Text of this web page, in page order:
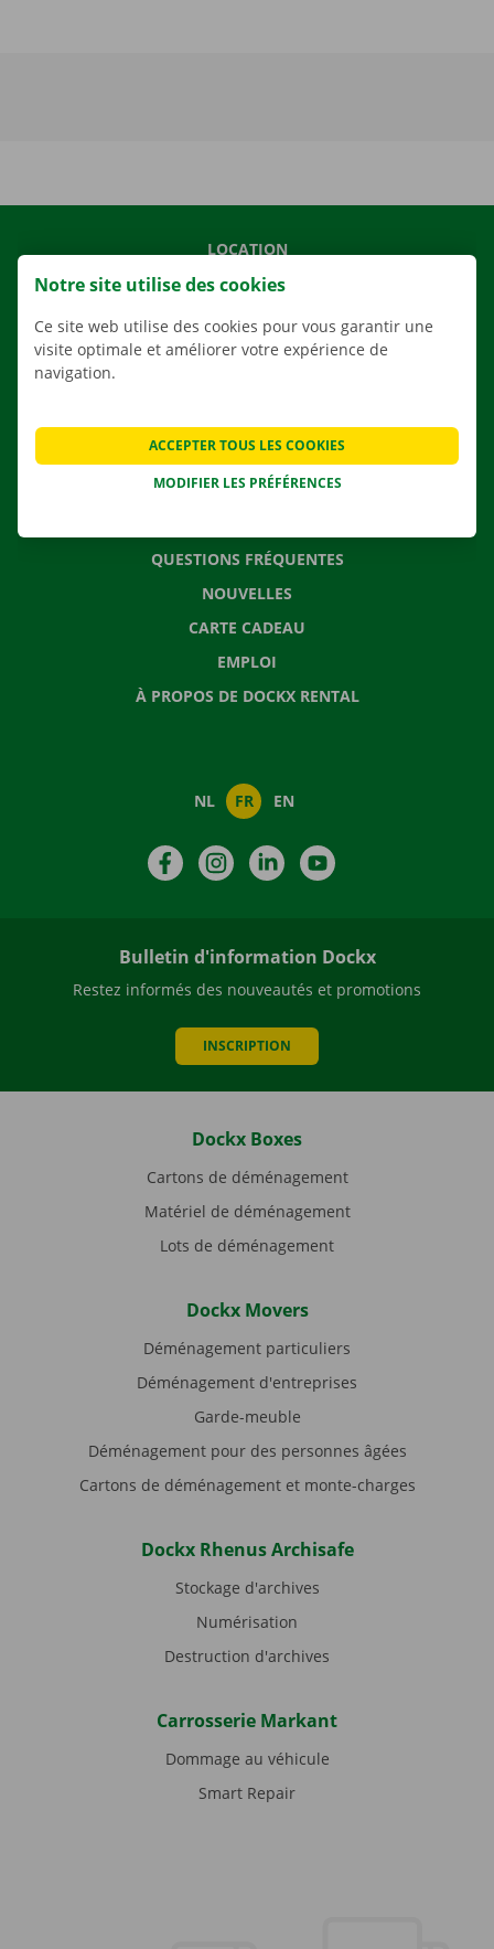
LOCATION
NOS VÉHICULES
NOS SERVICES
AGENCES
QUESTIONS FRÉQUENTES
NOUVELLES
CARTE CADEAU
EMPLOI
À PROPOS DE DOCKX RENTAL
NL FR EN
FacebookInstagramLinkedIn
Bulletin d'information Dockx
Restez informés des nouveautés et promotions
INSCRIPTION
Dockx Boxes
Cartons de déménagement
Matériel de déménagement
Lots de déménagement
Dockx Movers
Déménagement particuliers
Déménagement d'entreprises
Garde-meuble
Déménagement pour des personnes âgées
Cartons de déménagement et monte-charges
Dockx Rhenus Archisafe
Stockage d'archives
Numérisation
Destruction d'archives
Carrosserie Markant
Dommage au véhicule
Smart Repair
Notre site utilise des cookies
Ce site web utilise des cookies pour vous garantir une
visite optimale et améliorer votre expérience de
navigation.
MODIFIER LES PRÉFÉRENCES
ACCEPTER TOUS LES COOKIES